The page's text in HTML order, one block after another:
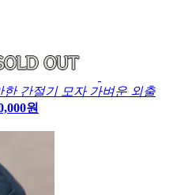
한 간절기 모자 가벼운 외출
원